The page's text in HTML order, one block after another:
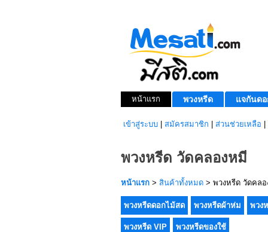
หน้าแรก พวงหรีด แจกันดอ
เข้าสู่ระบบ สมัครสมาชิก ส่วนช่วยเหลือ
พวงหรีด วัดคลองหมี
หน้าแรก > สินค้าทั้งหมด > พวงหรีด วัดคล
พวงหรีดดอกไม้สด พวงหรีดผ้าห่ม พวง
พวงหรีด VIP พวงหรีดของใช้